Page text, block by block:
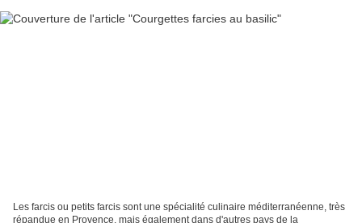
Les farcis ou petits farcis sont une spécialité culinaire méditerranéenne, très
répandue en Provence, mais également dans d'autres pays de la